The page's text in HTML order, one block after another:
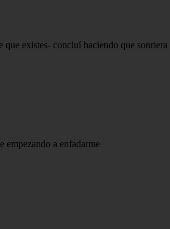
existes- concluí haciendo que
empezando a enfadarme